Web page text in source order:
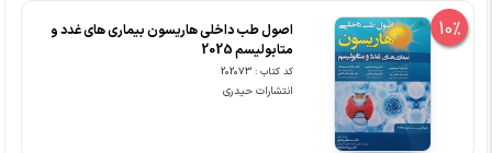
10%
اصول طب داخلی هاریسون بیماری های غدد و
متابولیسم 2025
کد کتاب : 202073
انتشارات حیدری